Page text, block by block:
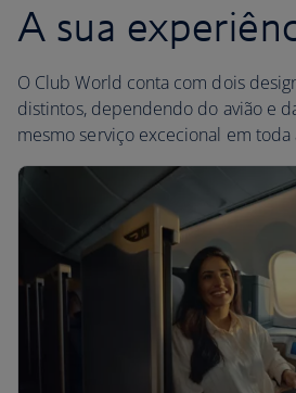
A sua
O Club World conta com dois
distintos, dependendo do avião e
mesmo serviço excecional em toda